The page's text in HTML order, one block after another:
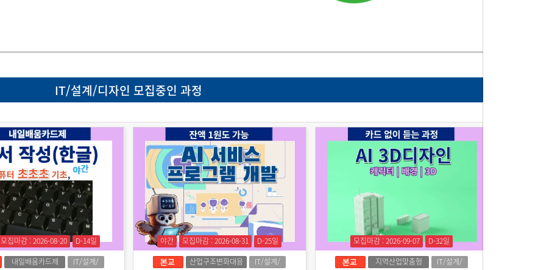
IT/설계/디자인 모집중인 과정
모집마감 : 2026-08-20
D-14일
내일배움카드제
IT/설계/
야간 모집마감 : 2026-08-31
D-25일
산업구조변화대응
IT/설계/
모집마감 : 2026-09-07
D-32일
지역산업맞춤형
IT/설계/